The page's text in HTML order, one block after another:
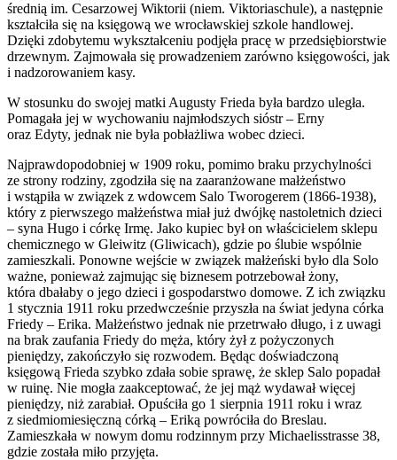
średnią im. Cesarzowej Wiktorii (niem. Viktoriaschule), a następnie
kształciła się na księgową we wrocławskiej szkole handlowej.
Dzięki zdobytemu wykształceniu podjęła pracę w przedsiębiorstwie
drzewnym. Zajmowała się prowadzeniem zarówno księgowości, jak
i nadzorowaniem kasy.
W stosunku do swojej matki Augusty Frieda była bardzo uległa.
Pomagała jej w wychowaniu najmłodszych sióstr – Erny
oraz Edyty, jednak nie była pobłażliwa wobec dzieci.
Najprawdopodobniej w 1909 roku, pomimo braku przychylności
ze strony rodziny, zgodziła się na zaaranżowane małżeństwo
i wstąpiła w związek z wdowcem Salo Tworogerem (1866-1938),
który z pierwszego małżeństwa miał już dwójkę nastoletnich dzieci
– syna Hugo i córkę Irmę. Jako kupiec był on właścicielem sklepu
chemicznego w Gleiwitz (Gliwicach), gdzie po ślubie wspólnie
zamieszkali. Ponowne wejście w związek małżeński było dla Solo
ważne, ponieważ zajmując się biznesem potrzebował żony,
która dbałaby o jego dzieci i gospodarstwo domowe. Z ich związku
1 stycznia 1911 roku przedwcześnie przyszła na świat jedyna córka
Friedy – Erika. Małżeństwo jednak nie przetrwało długo, i z uwagi
na brak zaufania Friedy do męża, który żył z pożyczonych
pieniędzy, zakończyło się rozwodem. Będąc doświadczoną
księgową Frieda szybko zdała sobie sprawę, że sklep Salo popadał
w ruinę. Nie mogła zaakceptować, że jej mąż wydawał więcej
pieniędzy, niż zarabiał. Opuściła go 1 sierpnia 1911 roku i wraz
z siedmiomiesięczną córką – Eriką powróciła do Breslau.
Zamieszkała w nowym domu rodzinnym przy Michaelisstrasse 38,
gdzie została miło przyjęta.